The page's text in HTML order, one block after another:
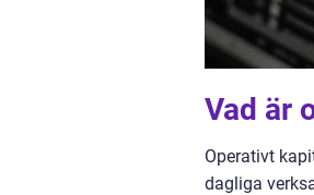
Vad är
Operativt
dagliga